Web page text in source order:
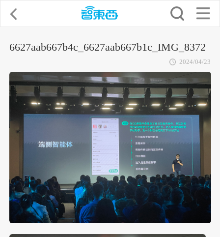
6627aab667b4c_6627aab667b1c_IMG_8372
2024/04/23